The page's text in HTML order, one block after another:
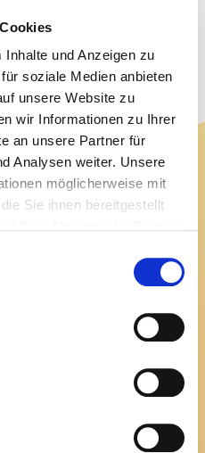
und Anzeigen zu
soziale Medien anbieten
unsere Website zu
wir Informationen zu Ihrer
an unsere Partner für
Analysen weiter. Unsere
möglicherweise mit
Sie ihnen bereitgestellt
mich total – nicht zu letzt
eines steht fest: Blut
hier